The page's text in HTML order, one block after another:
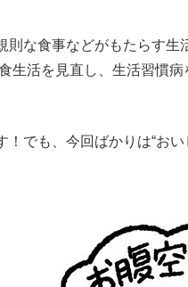
な食事などがもたらす生
生活を見直し、生活習慣
でも、今回ばかりは“おい